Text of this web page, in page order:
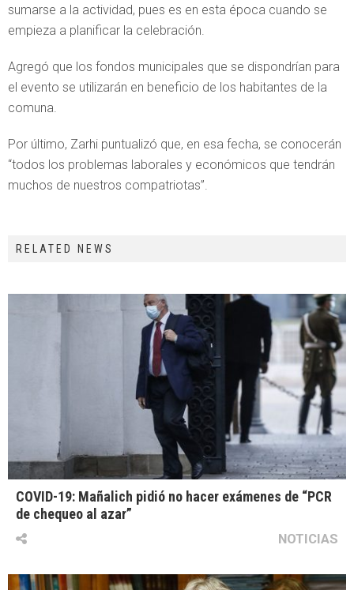
sumarse a la actividad, pues es en esta época cuando se
empieza a planificar la celebración.
Agregó que los fondos municipales que se dispondrían para
el evento se utilizarán en beneficio de los habitantes de la
comuna.
Por último, Zarhi puntualizó que, en esa fecha, se conocerán
“todos los problemas laborales y económicos que tendrán
muchos de nuestros compatriotas”.
RELATED NEWS
COVID-19: Mañalich pidió no hacer exámenes de “PCR
de chequeo al azar”
NOTICIAS